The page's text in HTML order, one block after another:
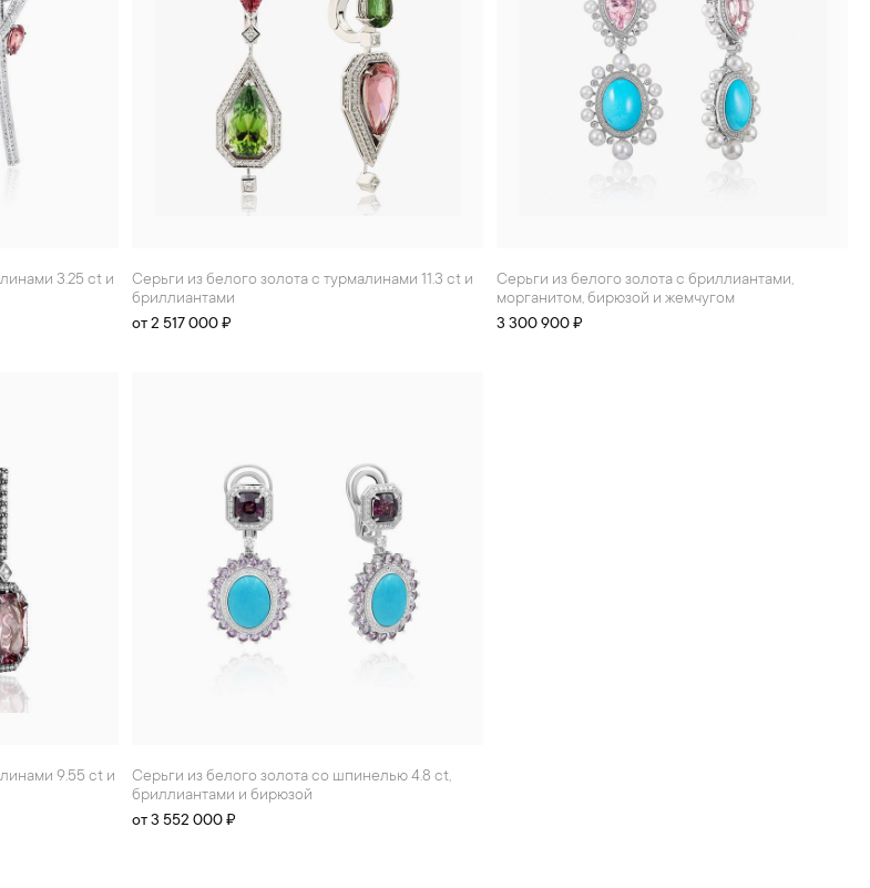
Серьги из белого золота с турмалинами 11.3 ct и
бриллиантами
от 2 517 000 ₽
Серьги из белого золота с бриллиантами,
морганитом, бирюзой и жемчугом
3 300 900 ₽
Серьги из белого золота со шпинелью 4.8 ct,
бриллиантами и бирюзой
от 3 552 000 ₽